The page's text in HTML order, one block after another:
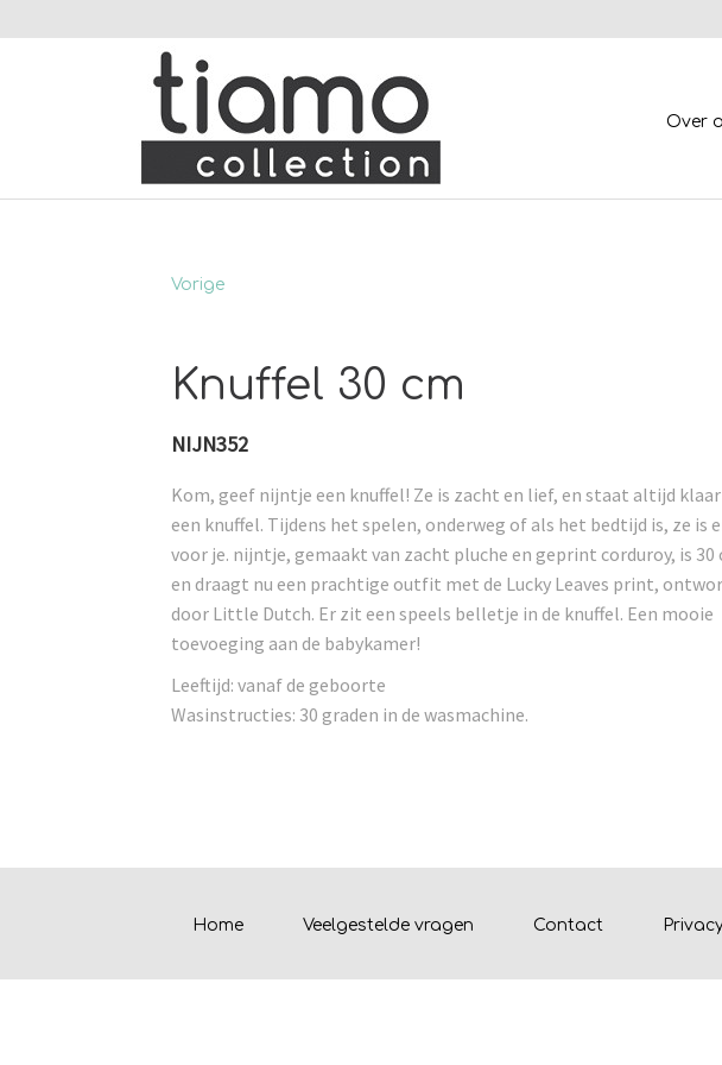
Over
Vorige
Knuffel 30 cm
NIJN352
Kom, geef nijntje een knuffel! Ze is zacht en lief, en staat altijd
een knuffel. Tijdens het spelen, onderweg of als het bedtijd is, ze is
voor je. nijntje, gemaakt van zacht pluche en geprint corduroy, is 30
en draagt nu een prachtige outfit met de Lucky Leaves print,
door Little Dutch. Er zit een speels belletje in de knuffel. Een mooie
toevoeging aan de babykamer!
Leeftijd: vanaf de geboorte
Wasinstructies: 30 graden in de wasmachine.
Home Veelgestelde vragen Contact